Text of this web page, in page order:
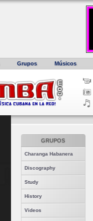
Grupos Músicos
GRUPOS
Charanga Habanera
Discography
Study
History
Videos